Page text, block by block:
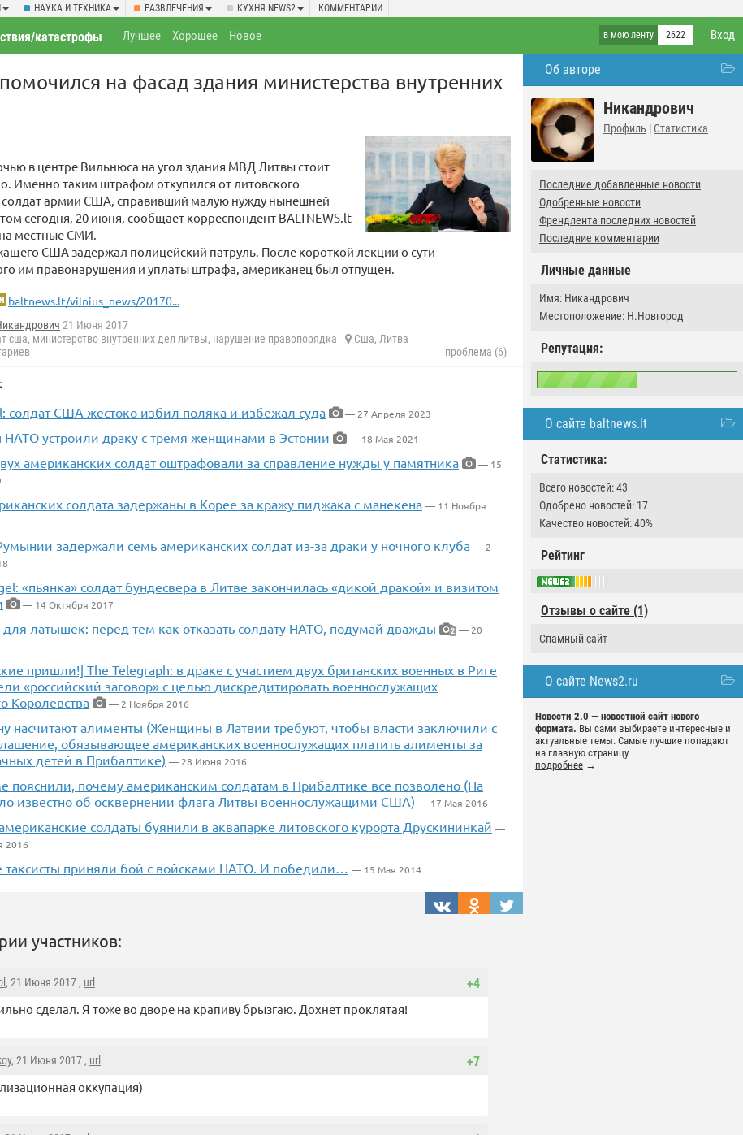
НАУКА И ТЕХНИКА РАЗВЛЕЧЕНИЯ КУХНЯ NEWS2 КОММЕНТАРИИ
Вход
катастрофы в мою ленту 2622
Лучшее Хорошее Новое
Об авторе
Никандрович
Профиль | Статистика
Последние добавленные новости
Одобренные новости
Френдлента последних новостей
Последние комментарии
Личные данные
Имя: Никандрович
Местоположение: Н.Новгород
Репутация:
О сайте baltnews.lt
Статистика:
Всего новостей: 43
Одобрено новостей: 17
Качество новостей: 40%
Рейтинг
Отзывы о сайте (1)
Спамный сайт
О сайте News2.ru
Новости 2.0 — новостной сайт нового
формата. Вы сами выбираете интересные и
актуальные темы. Самые лучшие попадают
на главную страницу.
подробнее →
на фасад здания министерства внутренних
в центре Вильнюса на угол здания МВД Литвы стоит
Именно таким штрафом откупился от литовского
солдат армии США, справивший малую нужду нынешней
сегодня, 20 июня, сообщает корреспондент BALTNEWS.lt
местные СМИ.
США задержал полицейский патруль. После короткой лекции о сути
им правонарушения и уплаты штрафа, американец был отпущен.
baltnews.lt/vilnius_news/20170...
21 Июня 2017
сша, министерство внутренних дел литвы, нарушение правопорядка Сша, Литва
проблема (6)
солдат США жестоко избил поляка и избежал суда
— 27 Апреля 2023
НАТО устроили драку с тремя женщинами в Эстонии
— 18 Мая 2021
американских солдат оштрафовали за справление нужды у памятника
— 15
солдата задержаны в Корее за кражу пиджака с манекена — 11 Ноября
задержали семь американских солдат из-за драки у ночного клуба — 2
«пьянка» солдат бундесвера в Литве закончилась «дикой дракой» и визитом
— 14 Октября 2017
для латышек: перед тем как отказать солдату НАТО, подумай дважды 2 — 20
пришли!] The Telegraph: в драке с участием двух британских военных в Риге
«российский заговор» с целью дискредитировать военнослужащих
Королевства
— 2 Ноября 2016
насчитают алименты (Женщины в Латвии требуют, чтобы власти заключили с
обязывающее американских военнослужащих платить алименты за
детей в Прибалтике) — 28 Июня 2016
пояснили, почему американским солдатам в Прибалтике все позволено (На
известно об осквернении флага Литвы военнослужащими США) — 17 Мая 2016
солдаты буянили в аквапарке литовского курорта Друскининкай —
2016
таксисты приняли бой с войсками НАТО. И победили… — 15 Мая 2014
участников:
+4
, 21 Июня 2017 , url
сделал. Я тоже во дворе на крапиву брызгаю. Дохнет проклятая!
+7
, 21 Июня 2017 , url
оккупация)